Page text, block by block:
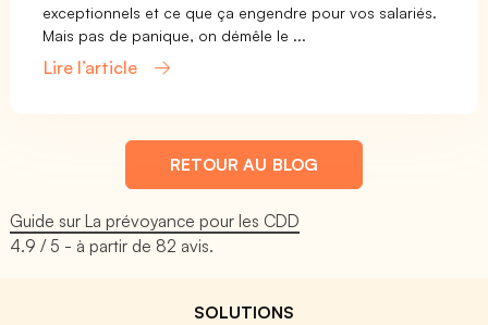
exceptionnels et ce que ça engendre pour vos salariés.
Mais pas de panique, on démêle le ...
Lire l’article
RETOUR AU BLOG
Guide sur La prévoyance pour les CDD
4.9 / 5 - à partir de 82 avis.
SOLUTIONS